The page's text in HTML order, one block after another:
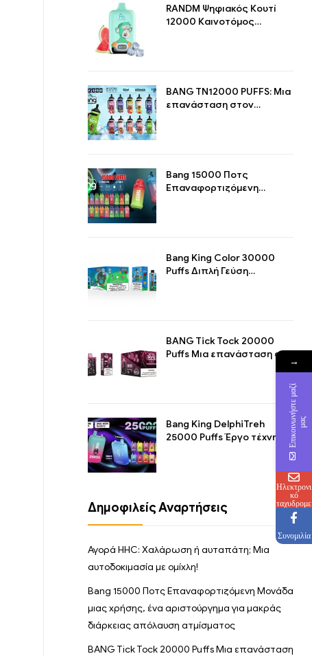
RANDM Ψηφιακός Κουτί
12000 Καινοτόμος
BANG TN12000 PUFFS: Μια
επανάσταση στον
Bang 15000 Ποτς
Επαναφορτιζόμενη
Bang King Color 30000
Puffs Διπλή Γεύση
BANG Tick Tock 20000
Puffs Μια επανάσταση στο
Bang King DelphiTreh
25000 Puffs Έργο τέχνης
Δημοφιλείς Αναρτήσεις
Αγορά HHC: Χαλάρωση ή αυταπάτη; Μια
αυτοδοκιμασία με ομίχλη!
Bang 15000 Ποτς Επαναφορτιζόμενη Μονάδα
μιας χρήσης, ένα αριστούργημα για μακράς
διάρκειας απόλαυση ατμίσματος
BANG Tick Tock 20000 Puffs Μια επανάσταση
→
Ε
π
ι
κ
ο
ι
ν
ω
ν
ή
σ
τ
ε
μ
α
ζ
ί
μ
α ς
Ηλεκτρονι
κό
ταχυδρομε
ίο
Συνομιλία